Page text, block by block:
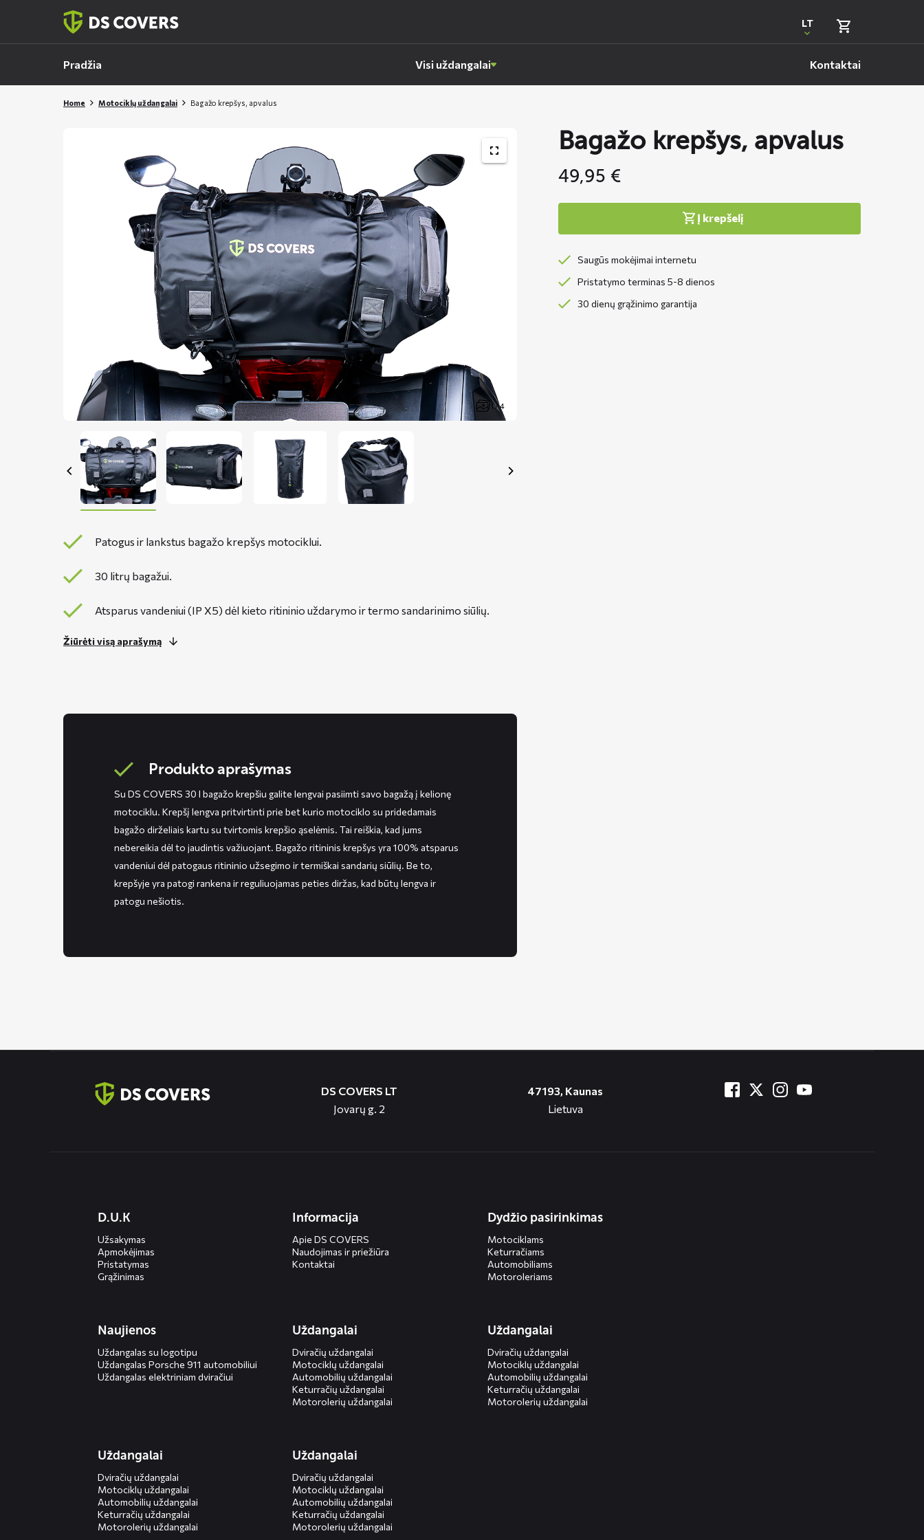
LT
Pradžia Visi uždangalai Kontaktai
Home Motociklų uždangalai Bagažo krepšys, apvalus
1 / 4
Patogus ir lankstus bagažo krepšys motociklui.
30 litrų bagažui.
Atsparus vandeniui (IP X5) dėl kieto ritininio uždarymo ir termo sandarinimo siūlių.
Žiūrėti visą aprašymą
Bagažo krepšys, apvalus
49,95 €
Į krepšelį
Saugūs mokėjimai internetu
Pristatymo terminas 5-8 dienos
30 dienų grąžinimo garantija
Produkto aprašymas
Su DS COVERS 30 l bagažo krepšiu galite lengvai pasiimti savo bagažą į kelionę
motociklu. Krepšį lengva pritvirtinti prie bet kurio motociklo su pridedamais
bagažo dirželiais kartu su tvirtomis krepšio ąselėmis. Tai reiškia, kad jums
nebereikia dėl to jaudintis važiuojant. Bagažo ritininis krepšys yra 100% atsparus
vandeniui dėl patogaus ritininio užsegimo ir termiškai sandarių siūlių. Be to,
krepšyje yra patogi rankena ir reguliuojamas peties diržas, kad būtų lengva ir
patogu nešiotis.
DS COVERS LT
Jovarų g. 2
47193, Kaunas
Lietuva
D.U.K
Užsakymas
Apmokėjimas
Pristatymas
Grąžinimas
Informacija
Apie DS COVERS
Naudojimas ir priežiūra
Kontaktai
Dydžio pasirinkimas
Motociklams
Keturračiams
Automobiliams
Motoroleriams
Naujienos
Uždangalas su logotipu
Uždangalas Porsche 911 automobiliui
Uždangalas elektriniam dviračiui
Uždangalai
Dviračių uždangalai
Motociklų uždangalai
Automobilių uždangalai
Keturračių uždangalai
Motorolerių uždangalai
Uždangalai
Dviračių uždangalai
Motociklų uždangalai
Automobilių uždangalai
Keturračių uždangalai
Motorolerių uždangalai
Uždangalai
Dviračių uždangalai
Motociklų uždangalai
Automobilių uždangalai
Keturračių uždangalai
Motorolerių uždangalai
Uždangalai
Dviračių uždangalai
Motociklų uždangalai
Automobilių uždangalai
Keturračių uždangalai
Motorolerių uždangalai